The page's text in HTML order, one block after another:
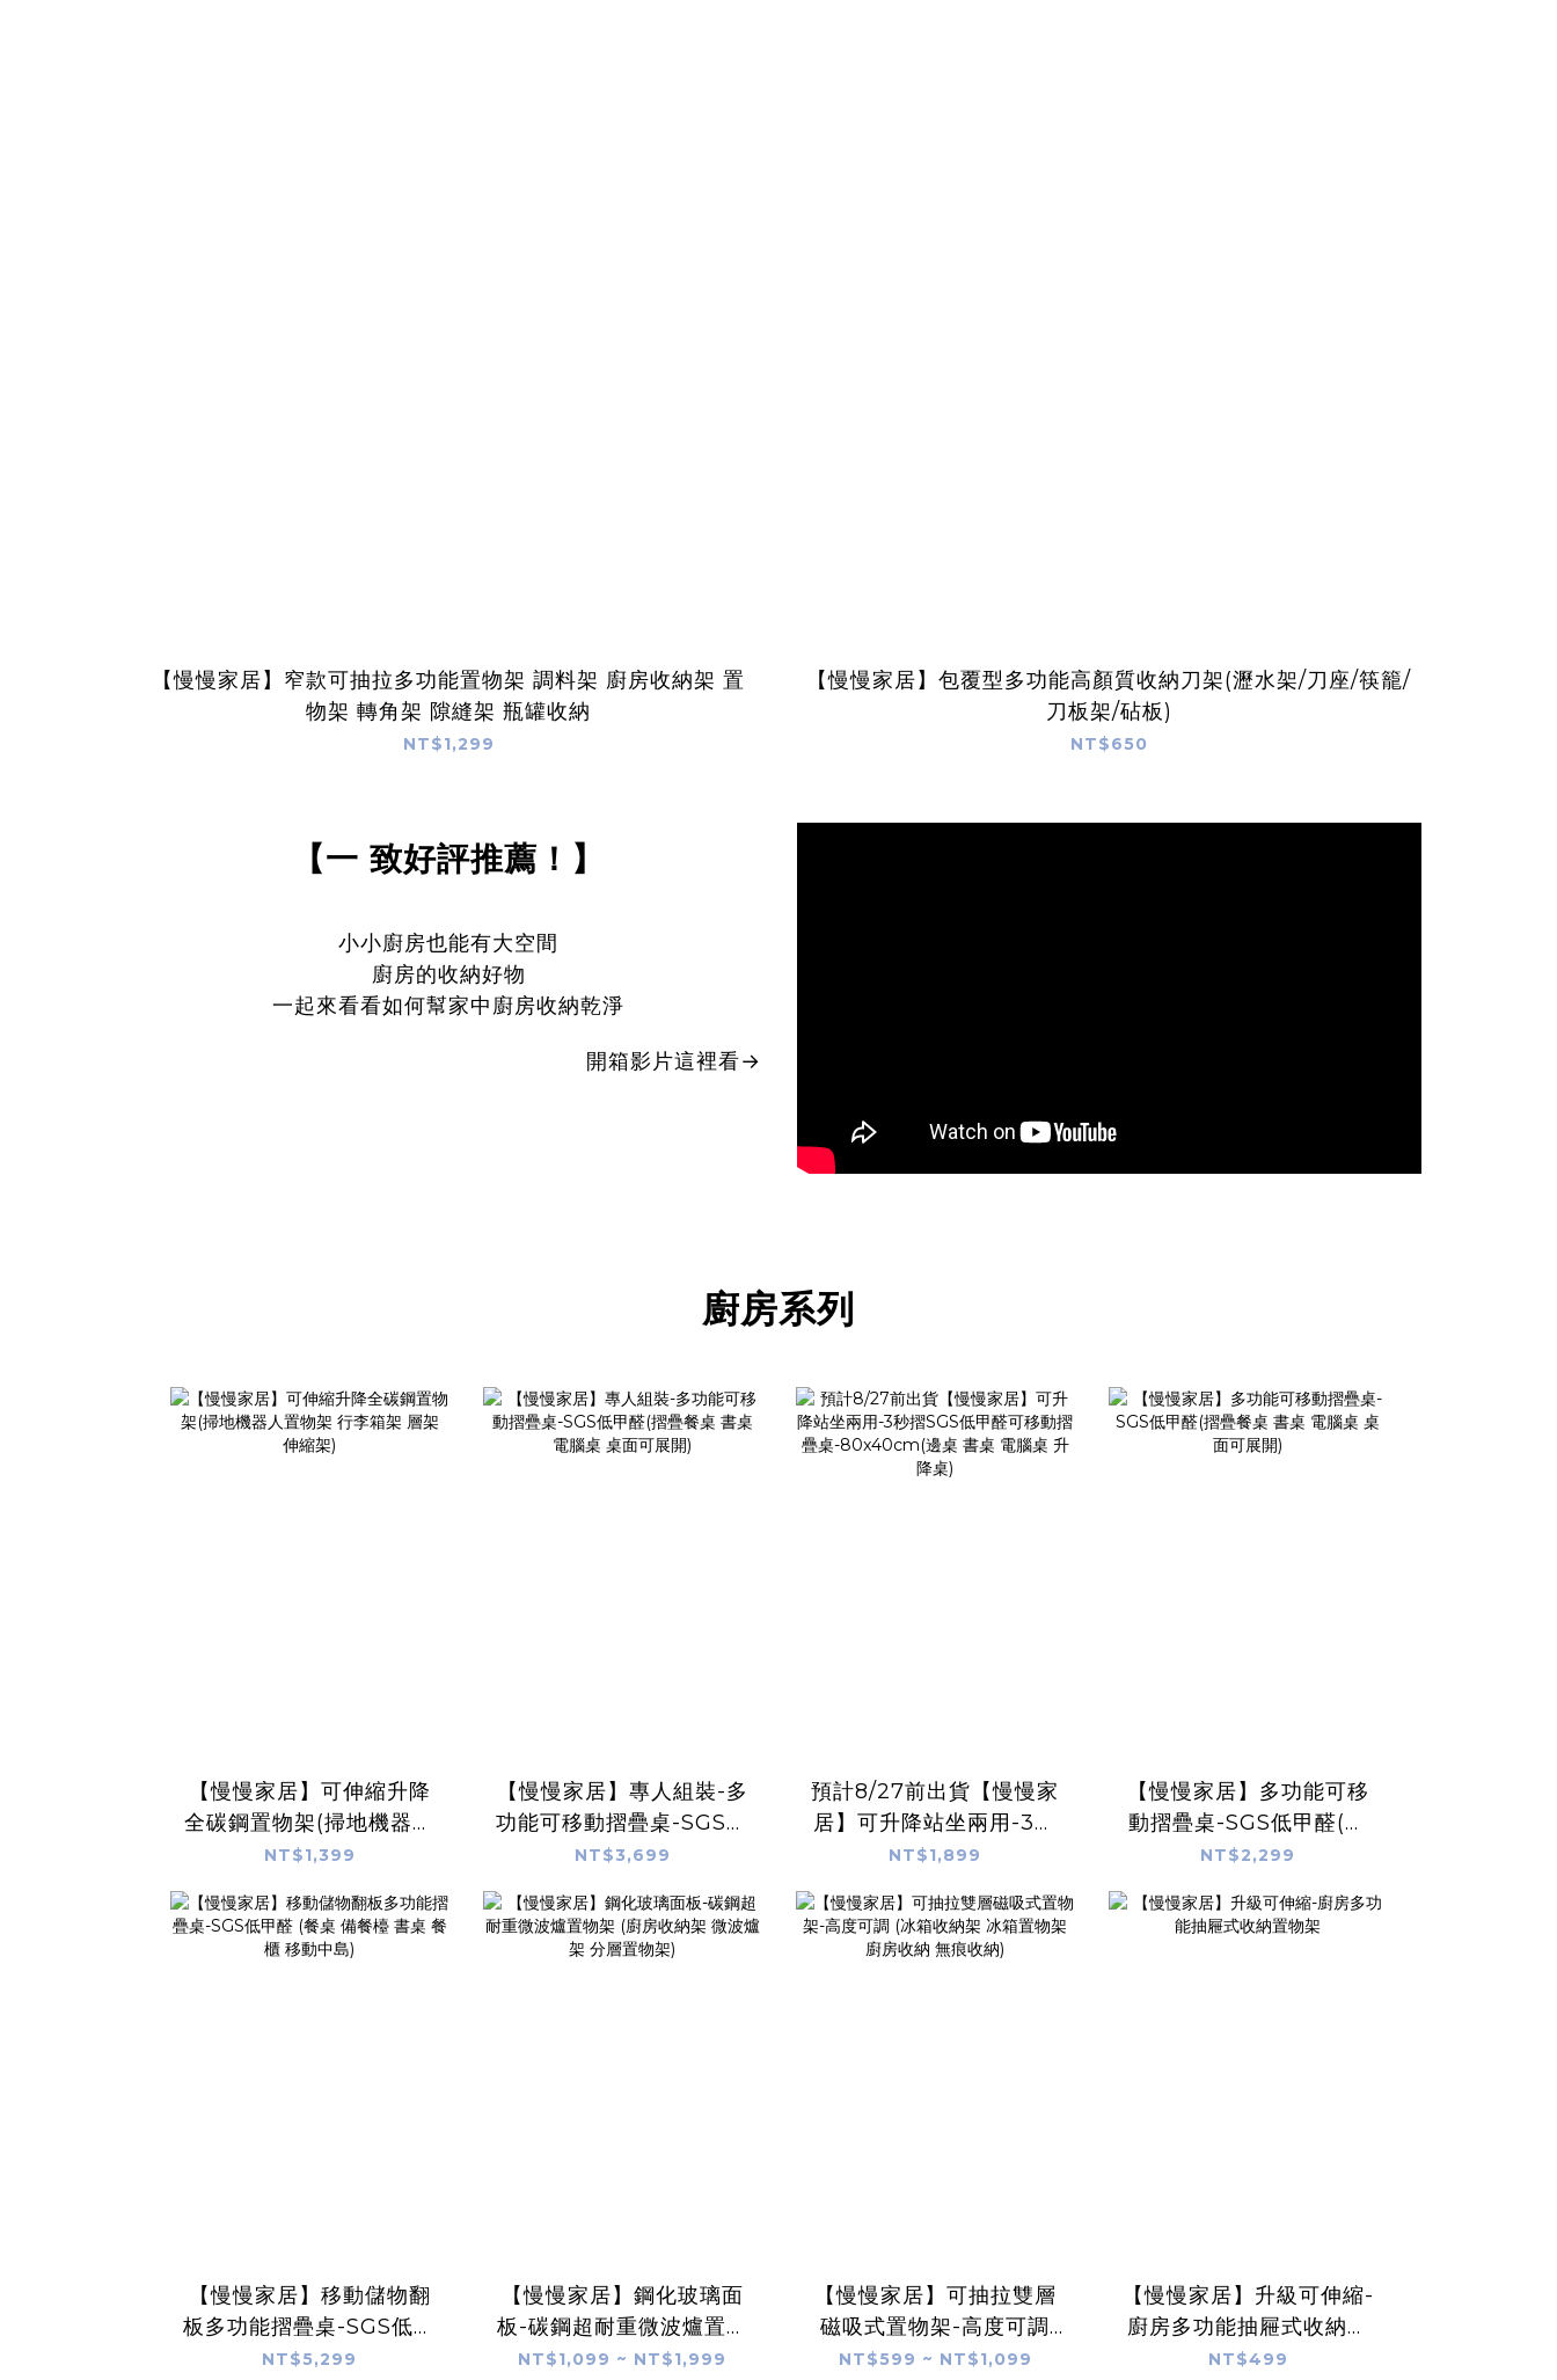
【慢慢家居】窄款可抽拉多功能置物架 調料架 廚房收納架 置
物架 轉角架 隙縫架 瓶罐收納
NT$1,299
【慢慢家居】包覆型多功能高顏質收納刀架(瀝水架/刀座/筷籠/
刀板架/砧板)
NT$650
【一 致好評推薦！】
小小廚房也能有大空間
廚房的收納好物
一起來看看如何幫家中廚房收納乾淨
開箱影片這裡看→
廚房系列
【慢慢家居】可伸縮升降
全碳鋼置物架(掃地機器人
置物架 行李箱架 層架 伸
NT$1,399
【慢慢家居】專人組裝-多
功能可移動摺疊桌-SGS低
甲醛(摺疊餐桌 書桌 電腦
NT$3,699
預計8/27前出貨【慢慢家
居】可升降站坐兩用-3秒
摺SGS低甲醛可移動摺疊
電腦桌 升降桌)
NT$1,899
【慢慢家居】多功能可移
動摺疊桌-SGS低甲醛(摺
疊餐桌 書桌 電腦桌 桌面
NT$2,299
【慢慢家居】移動儲物翻
板多功能摺疊桌-SGS低甲
醛 (餐桌 備餐檯 書桌 餐櫃
NT$5,299
【慢慢家居】鋼化玻璃面
板-碳鋼超耐重微波爐置物
架 (廚房收納架 微波爐架
NT$1,099 ~ NT$1,999
【慢慢家居】可抽拉雙層
磁吸式置物架-高度可調
(冰箱收納架 冰箱置物架
NT$599 ~ NT$1,099
【慢慢家居】升級可伸縮-
廚房多功能抽屜式收納置
物架
NT$499